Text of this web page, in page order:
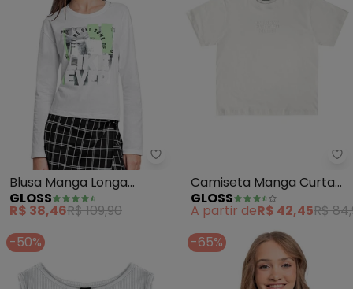
Gloss - Blusa Manga Longa
Blusa Manga Longa
Juvenil (Branco)
GLOSS
R$ 38,46R$ 109,90
Camiseta Manga Curta
Básica Infantil (Branco)
GLOSS
A partir deR$ 42,45R$
-50%
-65%